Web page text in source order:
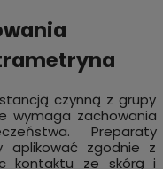
czynną z grupy
wymaga zachowania
Preparaty
aplikować zgodnie z
kontaktu ze skórą i